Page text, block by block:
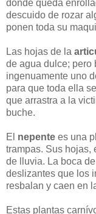
donde queda
descuido de rozar
ponen toda su
Las hojas de la
de agua dulce; pero
ingenuamente uno
para que toda ella
que arrastra a la
buche.
El nepente es una
trampas. Sus hojas,
de lluvia. La boca
deslizantes que los
resbalan y caen en
Estas plantas